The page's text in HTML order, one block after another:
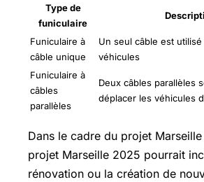
Type de
funiculaire
Funiculaire à
câble unique
Un seul câble est
véhicules
Funiculaire à
câbles
parallèles
Deux câbles parallèles
déplacer les véhicules
Dans le cadre du projet
projet Marseille 2025 pourrait
rénovation ou la création de